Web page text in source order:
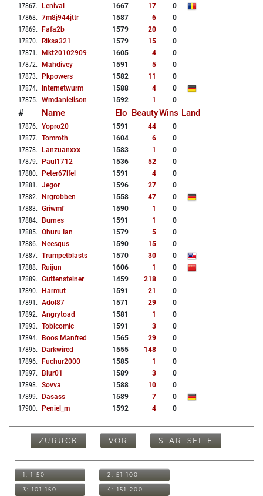
17867. Lenival 1667 17
0
17868. 7m8j944jttr 1587 6
0
17869. Fafa2b 1579 20
0
17870. Riksa321 1579 15
0
17871 . Mkt20102909 1605 4
0
17872. Mahdivey 1591 5
0
17873. Pkpowers 1582 11
0
17874. Internetwurm 1588 4
0
17875. Wmdanielison 1592 1 0
# Name Elo BeautyWins Land
17876. Yopro20 1591 44
0
17877. Tomroth 1604 6
0
17878. Lanzuanxxx 1583 1
0
17879. Paul1712 1536 52
0
17880. Peter67lfel 1591 4
0
17881 . Jegor 1596 27
0
17882. Nrgrobben 1558 47
0
17883. Griwmf 1590 1
0
17884. Burnes 1591 1
0
17885. Ohuru Ian 1579 5
0
17886. Neesqus 1590 15
0
17887. Trumpetblasts 1570 30
0
17888. Ruijun 1606 1
0
17889. Guttensteiner 1459 218
0
17890. Harmut 1591 21
0
17891 . Adol87 1571 29
0
17892. Angrytoad 1581 1
0
17893. Tobicomic 1591 3
0
17894. Boos Manfred 1565 29
0
17895. Darkwired 1555 148
0
17896. Fuchur2000 1585 1
0
17897. Blur01 1589 3
0
17898. Sovva 1588 10
0
17899. Dasass 1589 7
0
17900. Peniel_m 1592 4 0
ZURÜCK VOR STARTSEITE
1: 1-50 2: 51-100
3: 101-150 4: 151-200